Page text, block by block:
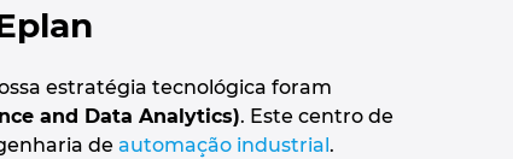
estratégia tecnológica foram
and Data Analytics). Este centro de
de automação industrial.